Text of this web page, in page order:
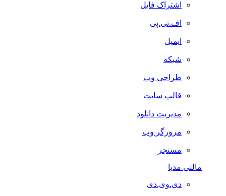
اشتراک فایل
اف.تی.پی
ایمیل
شبکه
طراحی وب
قالب سایت
مدیریت دانلود
مرورگر وب
مسنجر
مالتی مدیا
دی.وی.دی